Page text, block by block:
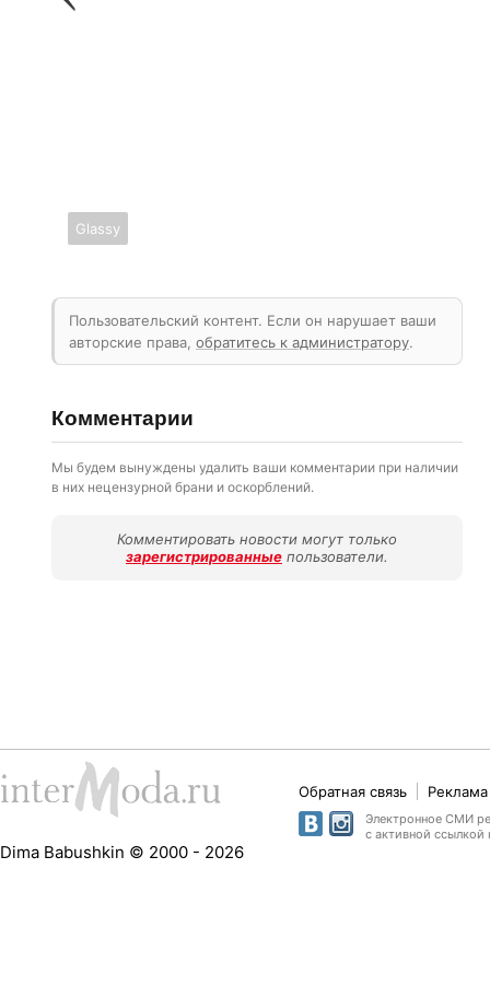
Glassy
Пользовательский контент. Если он нарушает ваши
авторские права, обратитесь к администратору.
Комментарии
Мы будем вынуждены удалить ваши комментарии при наличии
в них нецензурной брани и оскорблений.
Комментировать новости могут только
зарегистрированныепользователи.
Dima Babushkin © 2000 - 2026
Обратная связь
Электронное СМИ
с активной ссылкой